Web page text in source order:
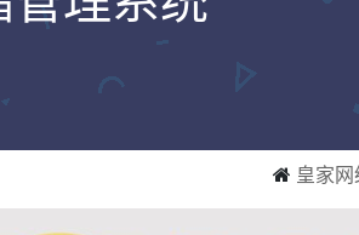
皇家